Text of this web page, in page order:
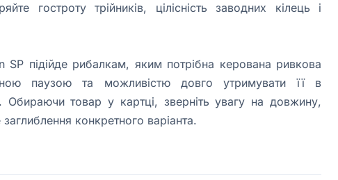
гостроту трійників, цілісність заводних кілець і
підійде рибалкам, яким потрібна керована ривкова
паузою та можливістю довго утримувати її в
Обираючи товар у картці, зверніть увагу на довжину,